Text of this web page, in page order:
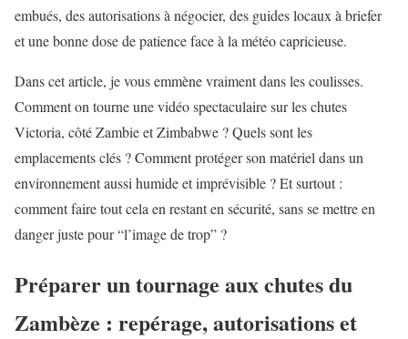
embués, des autorisations à négocier, des guides locaux à briefer
et une bonne dose de patience face à la météo capricieuse.
Dans cet article, je vous emmène vraiment dans les coulisses.
Comment on tourne une vidéo spectaculaire sur les chutes
Victoria, côté Zambie et Zimbabwe ? Quels sont les
emplacements clés ? Comment protéger son matériel dans un
environnement aussi humide et imprévisible ? Et surtout :
comment faire tout cela en restant en sécurité, sans se mettre en
danger juste pour “l’image de trop” ?
Préparer un tournage aux chutes du
Zambèze : repérage, autorisations et